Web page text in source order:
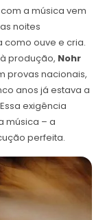
a música vem
noites
ouve e cria.
produção, Nohr
provas nacionais,
anos já estava a
exigência
música – a
perfeita.